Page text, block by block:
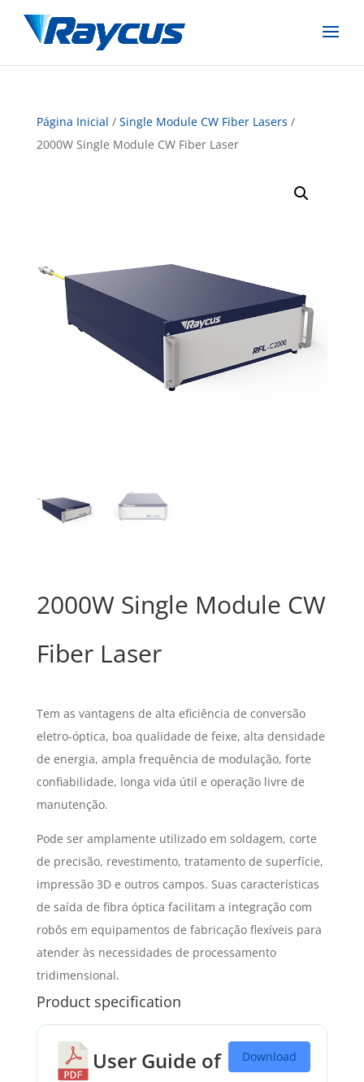
Página Inicial / Single Module CW Fiber Lasers /
2000W Single Module CW Fiber Laser
2000W Single Module CW
Fiber Laser
Tem as vantagens de alta eficiência de conversão
eletro-óptica, boa qualidade de feixe, alta densidade
de energia, ampla frequência de modulação, forte
confiabilidade, longa vida útil e operação livre de
manutenção.
Pode ser amplamente utilizado em soldagem, corte
de precisão, revestimento, tratamento de superfície,
impressão 3D e outros campos. Suas características
de saída de fibra óptica facilitam a integração com
robôs em equipamentos de fabricação flexíveis para
atender às necessidades de processamento
tridimensional.
Product specification
User Guide of
Download